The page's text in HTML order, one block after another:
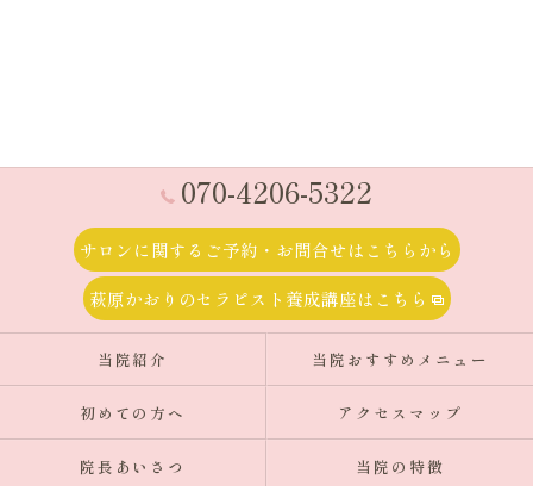
070-4206-5322
サロンに関するご予約・お問合せはこちらから
萩原かおりのセラピスト養成講座はこちら
当院紹介 当院おすすめメニュー
初めての方へ アクセスマップ
院長あいさつ 当院の特徴